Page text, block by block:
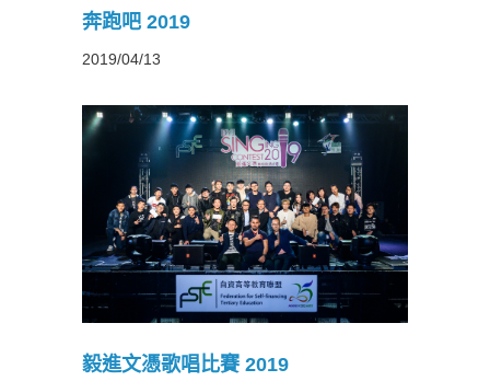
奔跑吧 2019
2019/04/13
毅進文憑歌唱比賽 2019